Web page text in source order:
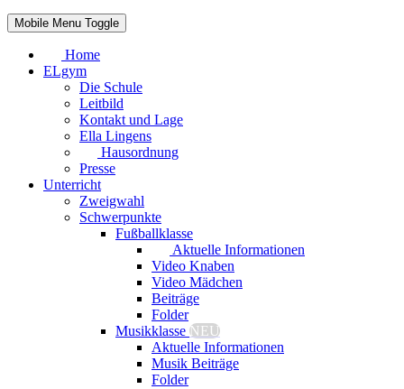
Mobile Menu Toggle
Home
ELgym
Die Schule
Leitbild
Kontakt und Lage
Ella Lingens
Hausordnung
Presse
Unterricht
Zweigwahl
Schwerpunkte
Fußballklasse
Aktuelle Informationen
Video Knaben
Video Mädchen
Beiträge
Folder
Musikklasse NEU
Aktuelle Informationen
Musik Beiträge
Folder